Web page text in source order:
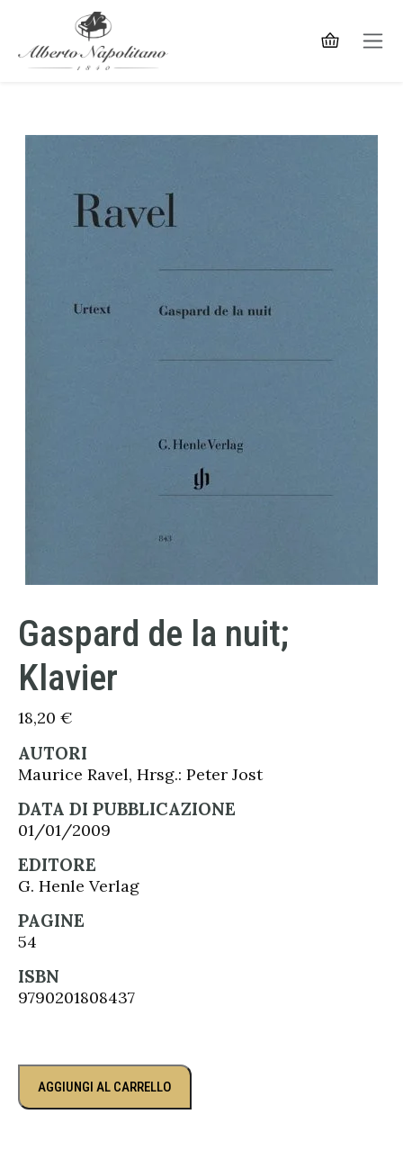
Gaspard de la nuit;
Klavier
18,20 €
AUTORI
Maurice Ravel, Hrsg.: Peter Jost
DATA DI PUBBLICAZIONE
01/01/2009
EDITORE
G. Henle Verlag
PAGINE
54
ISBN
9790201808437
AGGIUNGI AL CARRELLO